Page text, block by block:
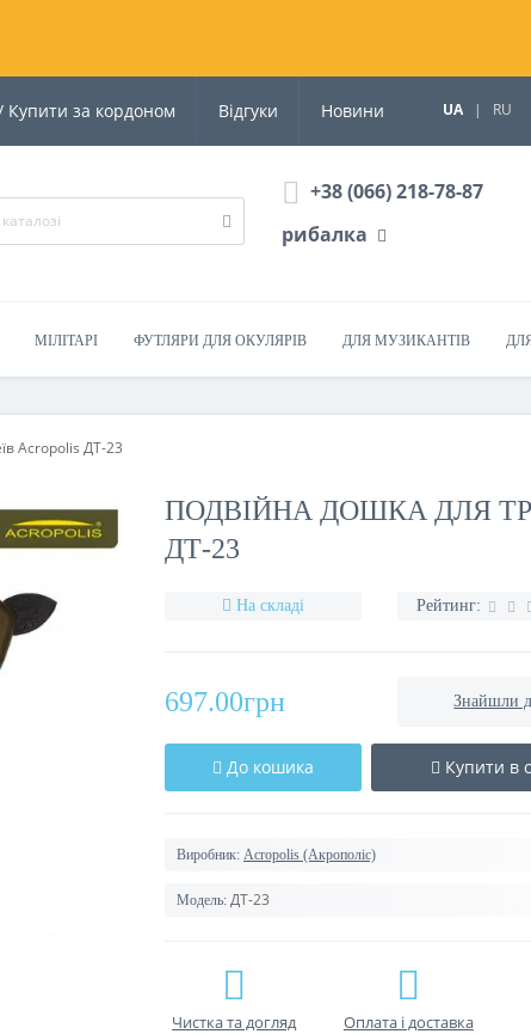
Купити за кордоном Відгуки Новини UA | RU
+38 (066) 218-78-87
рибалка
МІЛІТАРІ ФУТЛЯРИ ДЛЯ ОКУЛЯРІВ ДЛЯ МУЗИКАНТІВ
Acropolis ДТ-23
ПОДВІЙНА ДОШКА ДЛЯ
ДТ-23
На складі Рейтинг:
697.00грн Знайшли
До кошика Купити в
Виробник: Acropolis (Акрополіс)
Модель: ДТ-23
Чистка та догляд Оплата і доставка